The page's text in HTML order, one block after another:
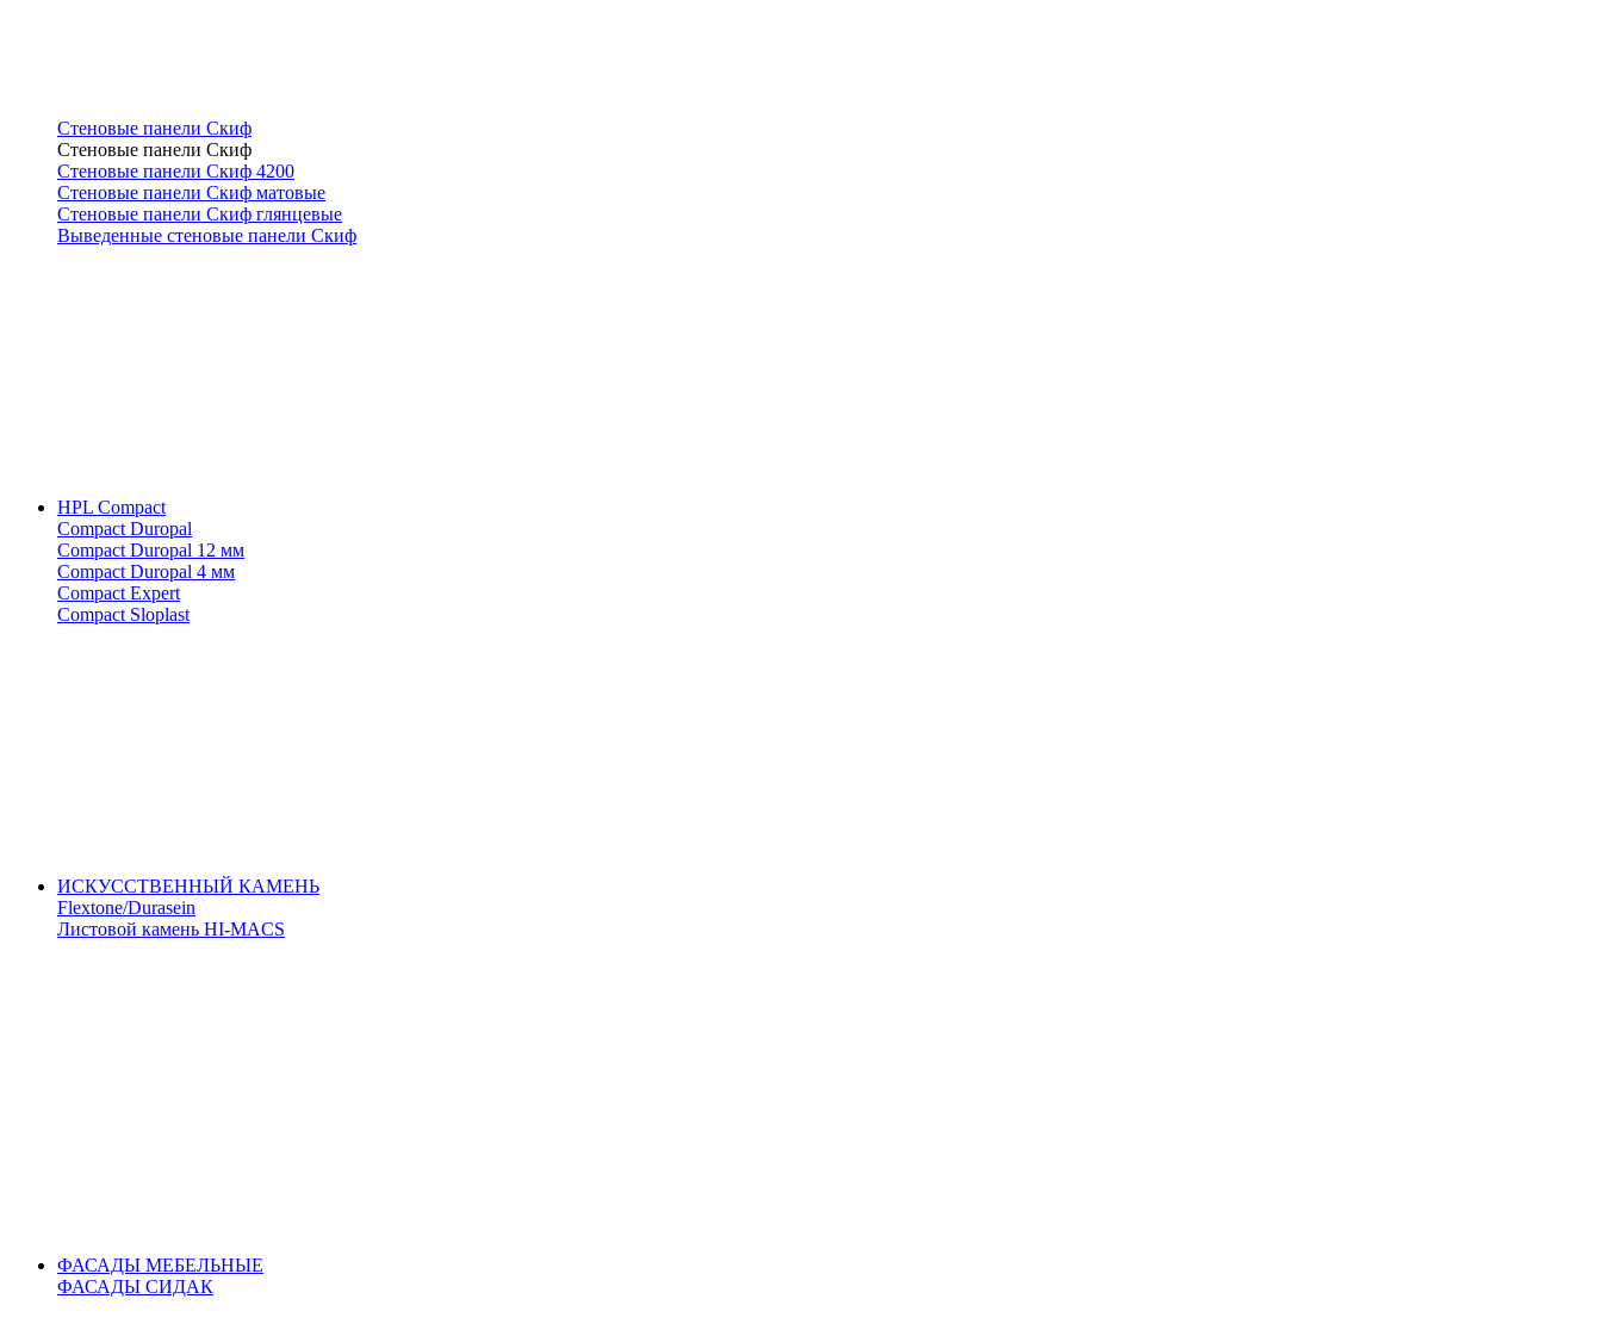
Стеновые панели Скиф
Стеновые панели Скиф
Стеновые панели Скиф 4200
Стеновые панели Скиф матовые
Стеновые панели Скиф глянцевые
Выведенные стеновые панели Скиф
HPL Compact
Compact Duropal
Compact Duropal 12 мм
Compact Duropal 4 мм
Compact Expert
Compact Sloplast
ИСКУССТВЕННЫЙ КАМЕНЬ
Flextone/Durasein
Листовой камень HI-MACS
ФАСАДЫ МЕБЕЛЬНЫЕ
ФАСАДЫ СИДАК